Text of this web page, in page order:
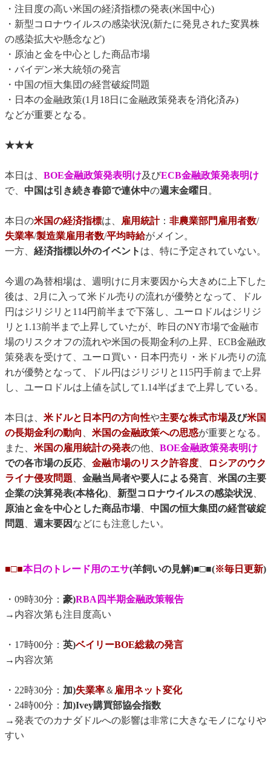
・注目度の高い米国の経済指標の発表(米国中心)
・新型コロナウイルスの感染状況(新たに発見された変異株
の感染拡大や懸念など)
・原油と金を中心とした商品市場
・バイデン米大統領の発言
・中国の恒大集団の経営破綻問題
・日本の金融政策(1月18日に金融政策発表を消化済み)
などが重要となる。
★★★
本日は、 BOE金融政策発表明け及びECB金融政策発表明け
で、 中国は引き続き春節で連休中の週末金曜日 。
本日の米国の経済指標は、 雇用統計： 非農業部門雇用者数/
失業率/製造業雇用者数/平均時給がメイン。
一方、 経済指標以外のイベント は、特に予定されていない。
今週の為替相場は、週明けに月末要因から大きめに上下した
後は、2月に入って米ドル売りの流れが優勢となって、ドル
円はジリジリと114円前半まで下落し、ユーロドルはジリジ
リと1.13前半まで上昇していたが、昨日のNY市場で金融市
場のリスクオフの流れや米国の長期金利の上昇、ECB金融政
策発表を受けて、ユーロ買い・日本円売り・米ドル売りの流
れが優勢となって、ドル円はジリジリと115円手前まで上昇
し、ユーロドルは上値を試して1.14半ばまで上昇している。
本日は、 米ドルと日本円の方向性や主要な株式市場及び米国
の長期金利の動向 、 米国の金融政策への思惑が重要となる。
また、 米国の雇用統計の発表の他、 BOE金融政策発表明け
での各市場の反応、 金融市場のリスク許容度、
ロシアのウク
ライナ侵攻問題、 金融当局者や要人による発言、 米国の主要
企業の決算発表(本格化)、 新型コロナウイルスの感染状況、
原油と金を中心とした商品市場、 中国の恒大集団の経営破綻
問題、 週末要因 などにも注意したい。
■□■本日のトレード用のエサ(羊飼いの見解)■□■(※毎日更新)
・09時30分： 豪)RBA四半期金融政策報告
→内容次第も注目度高い
・17時00分： 英)ベイリーBOE総裁の発言
→内容次第
・22時30分： 加)失業率＆ 雇用ネット変化
・24時00分： 加)Ivey購買部協会指数
→発表でのカナダドルへの影響は非常に大きなモノになりや
すい